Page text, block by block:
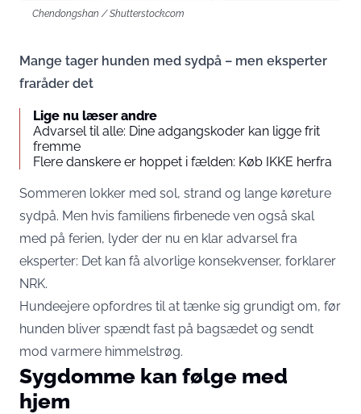
Chendongshan / Shutterstock.com
Mange tager hunden med sydpå – men eksperter
fraråder det
Lige nu læser andre
Advarsel til alle: Dine adgangskoder kan ligge frit
fremme
Flere danskere er hoppet i fælden: Køb IKKE herfra
Sommeren lokker med sol, strand og lange køreture
sydpå. Men hvis familiens firbenede ven også skal
med på ferien, lyder der nu en klar advarsel fra
eksperter: Det kan få alvorlige konsekvenser, forklarer
NRK.
Hundeejere opfordres til at tænke sig grundigt om, før
hunden bliver spændt fast på bagsædet og sendt
mod varmere himmelstrøg.
Sygdomme kan følge med
hjem